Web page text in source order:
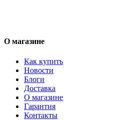
О магазине
Как купить
Новости
Блоги
Доставка
О магазине
Гарантия
Контакты